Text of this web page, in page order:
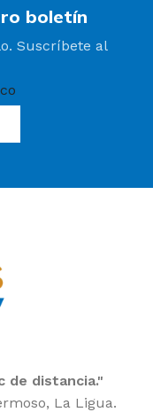
boletín
Suscríbete al
de distancia."
La Ligua.